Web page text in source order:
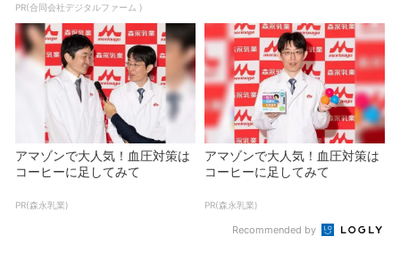
PR(合同会社デジタルファーム )
アマゾンで大人気！血圧対策は
コーヒーに足してみて
PR(森永乳業)
アマゾンで大人気！血圧対策は
コーヒーに足してみて
PR(森永乳業)
Recommended by